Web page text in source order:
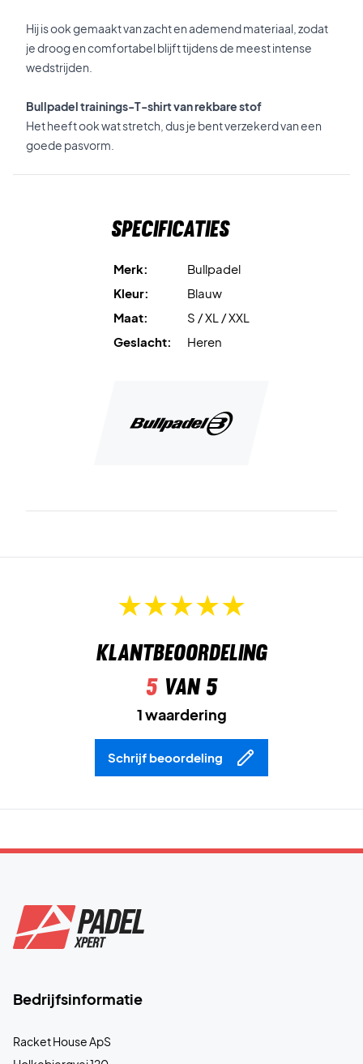
Hij is ook gemaakt van zacht en ademend materiaal, zodat
je droog en comfortabel blijft tijdens de meest intense
wedstrijden.
Bullpadel trainings-T-shirt van rekbare stof
Het heeft ook wat stretch, dus je bent verzekerd van een
goede pasvorm.
Specificaties
Merk:
Bullpadel
Kleur:
Blauw
Maat:
S / XL / XXL
Geslacht:
Heren
Klantbeoordeling
5van 5
1 waardering
Schrijf beoordeling
Bedrijfsinformatie
Racket House ApS